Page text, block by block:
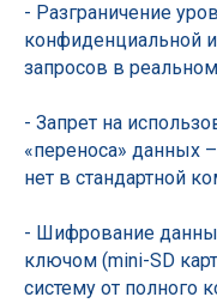
- Разграничение
конфиденциальной
запросов в
- Запрет на
«переноса» данных
нет в стандартной
- Шифрование
ключом (mini-SD
систему от полного